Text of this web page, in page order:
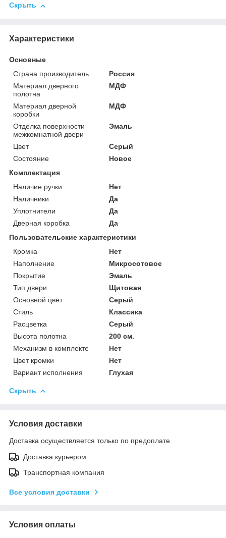
Скрыть
Характеристики
Основные
Страна производитель
Россия
Материал дверного
полотна
МДФ
Материал дверной
коробки
МДФ
Отделка поверхности
межкомнатной двери
Эмаль
Цвет
Серый
Состояние
Новое
Комплектация
Наличие ручки
Нет
Наличники
Да
Уплотнители
Да
Дверная коробка
Да
Пользовательские характеристики
Кромка
Нет
Наполнение
Микросотовое
Покрытие
Эмаль
Тип двери
Щитовая
Основной цвет
Серый
Стиль
Классика
Расцветка
Серый
Высота полотна
200 см.
Механизм в комплекте
Нет
Цвет кромки
Нет
Вариант исполнения
Глухая
Скрыть
Условия доставки
Доставка осуществляется только по предоплате.
Доставка курьером
Транспортная компания
Все условия доставки
Условия оплаты